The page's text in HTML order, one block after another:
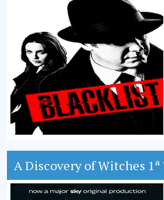
A Discovery of Witches